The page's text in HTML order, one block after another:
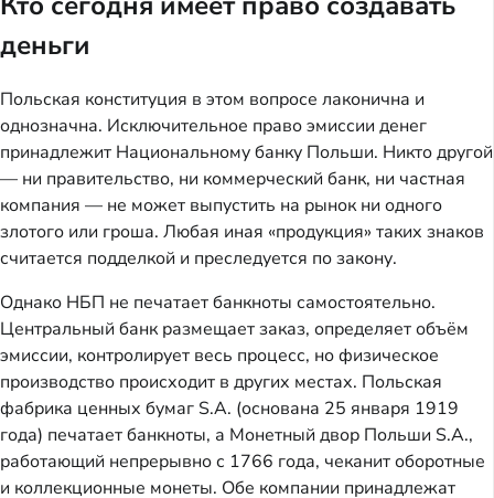
деньги
Польская конституция в этом вопросе лаконична и
однозначна. Исключительное право эмиссии денег
принадлежит Национальному банку Польши. Никто другой
— ни правительство, ни коммерческий банк, ни частная
компания — не может выпустить на рынок ни одного
злотого или гроша. Любая иная «продукция» таких знаков
считается подделкой и преследуется по закону.
Однако НБП не печатает банкноты самостоятельно.
Центральный банк размещает заказ, определяет объём
эмиссии, контролирует весь процесс, но физическое
производство происходит в других местах. Польская
фабрика ценных бумаг S.A. (основана 25 января 1919
года) печатает банкноты, а Монетный двор Польши S.A.,
работающий непрерывно с 1766 года, чеканит оборотные
и коллекционные монеты. Обе компании принадлежат